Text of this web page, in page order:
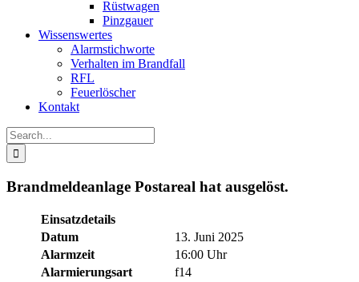
Rüstwagen
Pinzgauer
Wissenswertes
Alarmstichworte
Verhalten im Brandfall
RFL
Feuerlöscher
Kontakt
Search
for:
Brandmeldeanlage Postareal hat ausgelöst.
Einsatzdetails
Datum
13. Juni 2025
Alarmzeit
16:00 Uhr
Alarmierungsart
f14